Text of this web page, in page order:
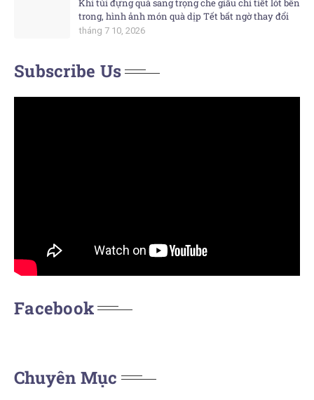
Khi túi đựng quà sang trọng che giấu chi tiết lót bên
trong, hình ảnh món quà dịp Tết bất ngờ thay đổi
tháng 7 10, 2026
Subscribe Us
Facebook
Chuyên Mục